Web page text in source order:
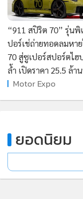
Celeb Online
• Factcheck
ญี่ปุ่น
• News1
• Gotomanager
“911 สปิริต 70” รุ่นพิ
ปอร์เช่ถ่ายทอดลมหา
70 สู่ซูเปอร์สปอร์ตไฮ
ล้ำ เปิดราคา 25.5 ล้า
Motor Expo
ยอดนิยม